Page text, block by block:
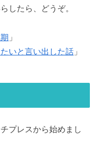
したら、どうぞ。
」
いと言い出した話 」
プレスから始めまし